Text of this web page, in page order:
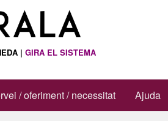
| GIRA EL SISTEMA
/ oferiment / necessitat Ajuda